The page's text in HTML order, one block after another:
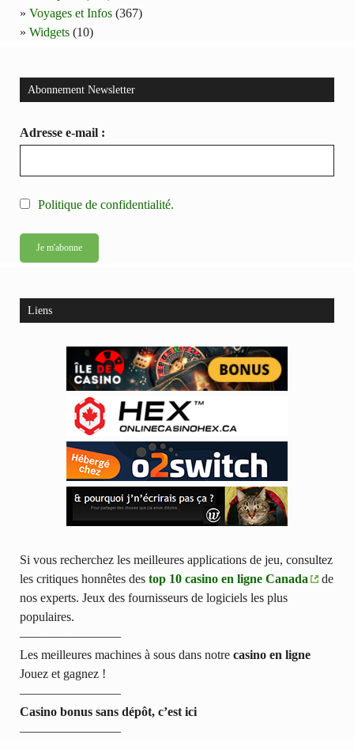
Voyages et Infos (367)
Widgets (10)
Abonnement Newsletter
Adresse e-mail :
Politique de confidentialité.
Liens
Si vous recherchez les meilleures applications de jeu, consultez
les critiques honnêtes des top 10 casino en ligne Canada
de
nos experts. Jeux des fournisseurs de logiciels les plus
populaires.
————————
Les meilleures machines à sous dans notre casino en ligne
Jouez et gagnez !
————————
Casino bonus sans dépôt, c’est ici
————————